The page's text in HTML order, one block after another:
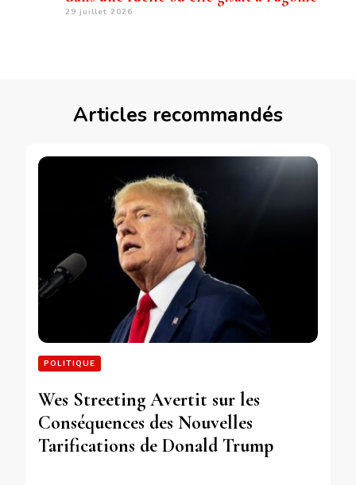
29 juillet 2026
Articles recommandés
POLITIQUE
Wes Streeting Avertit sur les
Conséquences des Nouvelles
Tarifications de Donald Trump